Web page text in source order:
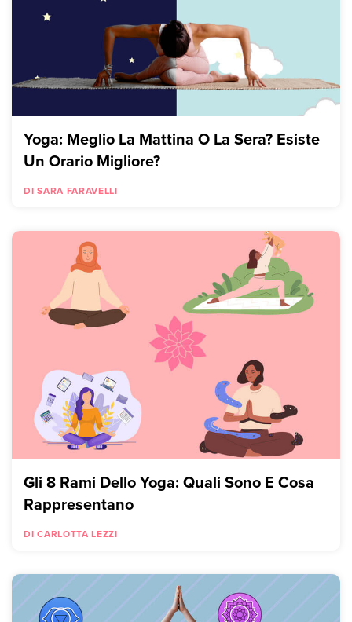
Yoga: Meglio La Mattina O La Sera? Esiste
Un Orario Migliore?
DI SARA FARAVELLI
Gli 8 Rami Dello Yoga: Quali Sono E Cosa
Rappresentano
DI CARLOTTA LEZZI